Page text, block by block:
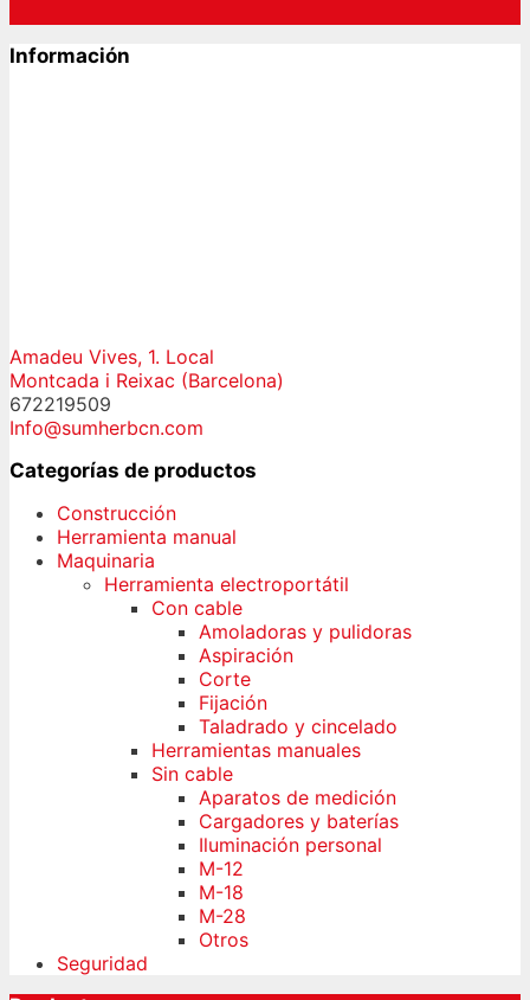
Información
Amadeu Vives, 1. Local
Montcada i Reixac (Barcelona)
672219509
Info@sumherbcn.com
Categorías de productos
Construcción
Herramienta manual
Maquinaria
Herramienta electroportátil
Con cable
Amoladoras y pulidoras
Aspiración
Corte
Fijación
Taladrado y cincelado
Herramientas manuales
Sin cable
Aparatos de medición
Cargadores y baterías
Iluminación personal
M-12
M-18
M-28
Otros
Seguridad